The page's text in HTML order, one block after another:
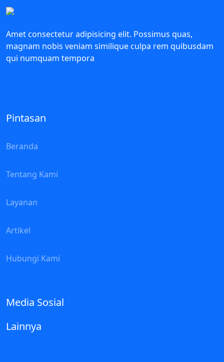
Amet consectetur adipisicing elit. Possimus quas,
magnam nobis veniam similique culpa rem quibusdam
qui numquam tempora
Pintasan
Beranda
Tentang Kami
Layanan
Artikel
Hubungi Kami
Media Sosial
Lainnya